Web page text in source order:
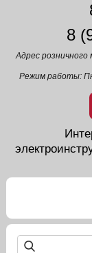
8
Адрес
Режим работы: